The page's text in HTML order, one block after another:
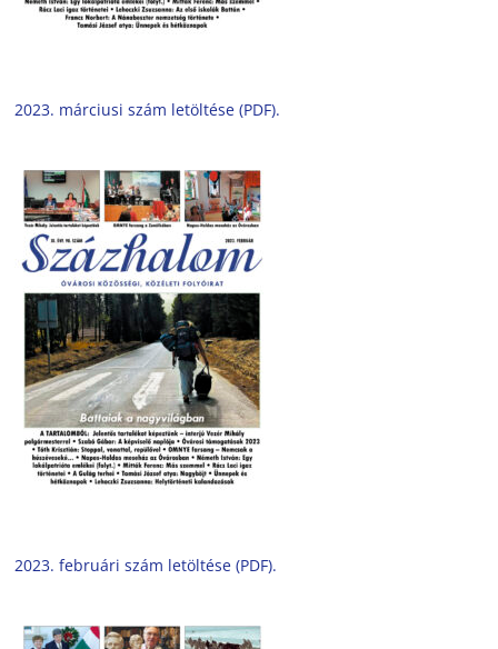
2023. márciusi szám letöltése (PDF).
2023. februári szám letöltése (PDF).